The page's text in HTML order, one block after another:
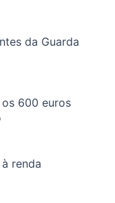
da Guarda
600 euros
renda